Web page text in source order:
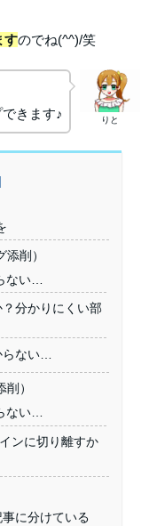
すのでね(^^)/笑
りと
きます♪
削）
ない…
分かりにくい部
ない…
）
ない…
ンに切り離すか
に分けている